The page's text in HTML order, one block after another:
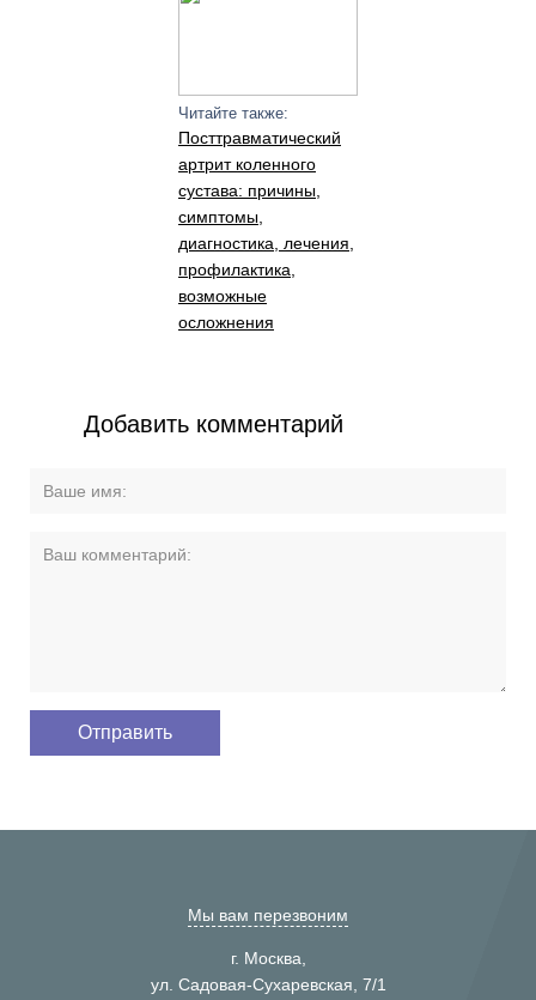
Читайте также:
Посттравматический
артрит коленного
сустава: причины,
симптомы,
диагностика, лечения,
профилактика,
возможные
осложнения
Добавить комментарий
Мы вам перезвоним
г. Москва,
ул. Садовая-Сухаревская, 7/1